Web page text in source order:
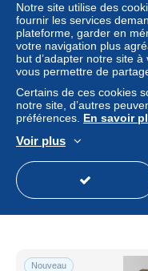
Nouveau
Notre site utilise des
fournir les services
plateforme, garder en
votre navigation plus
but d’adapter notre site
vous permettre de
Certains de ces cookies
notre site, d’autres
préférences. En savoir
Voir plus